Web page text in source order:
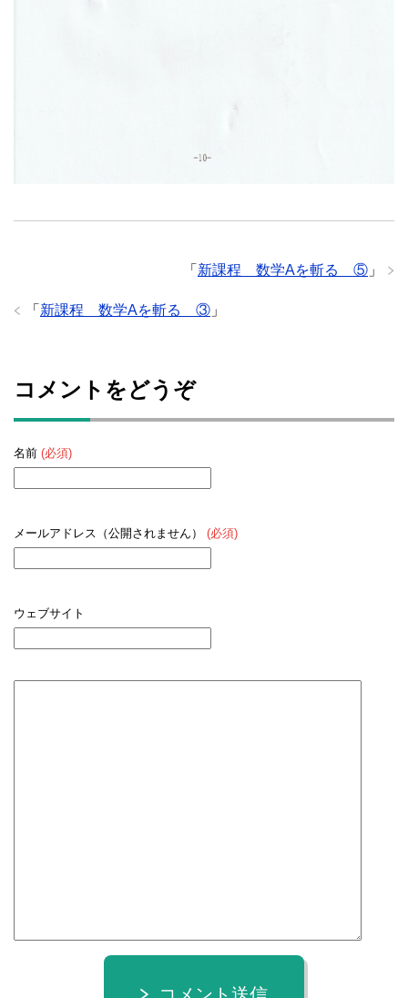
「 新課程 数学Aを斬る ⑤ 」
「 新課程 数学Aを斬る ③ 」
コメントをどうぞ
名前 (必須)
メールアドレス（公開されません） (必須)
ウェブサイト